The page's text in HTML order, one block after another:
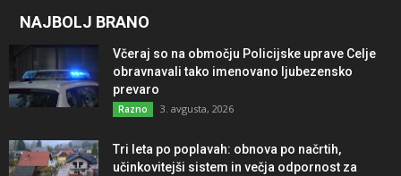
NAJBOLJ BRANO
Včeraj so na območju Policijske uprave Celje
obravnavali tako imenovano ljubezensko
prevaro
Razno 3. avgusta, 2026
Tri leta po poplavah: obnova po načrtih,
učinkovitejši sistem in večja odpornost za